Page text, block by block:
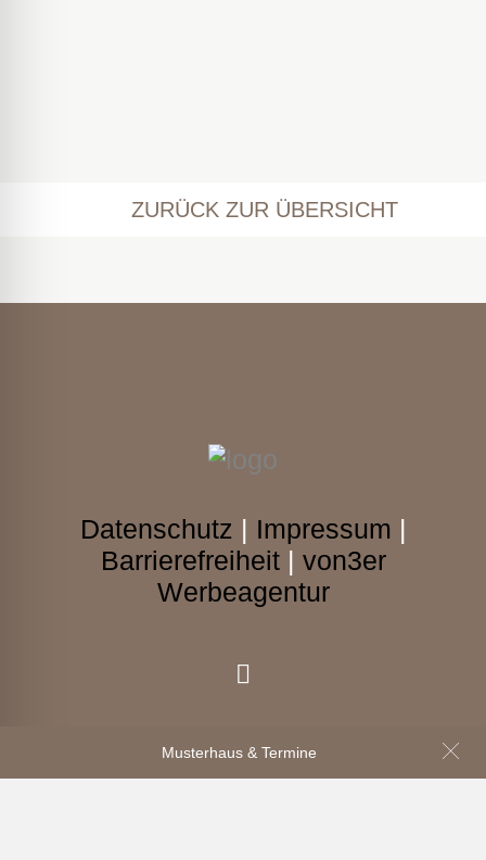
ZURÜCK ZUR ÜBERSICHT
Datenschutz | Impressum |
Barrierefreiheit| von3er
Werbeagentur
Musterhaus & Termine